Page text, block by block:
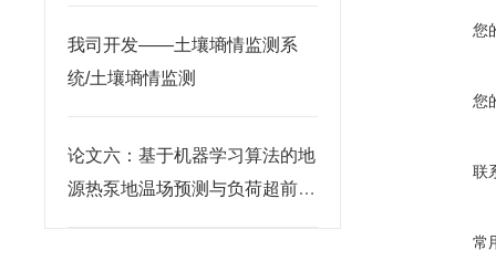
我司开发——土壤墒情监测系
统/土壤墒情监测
论文六：基于机器学习算法的地
源热泵地温场预测与负荷超前调
您
您
联
常